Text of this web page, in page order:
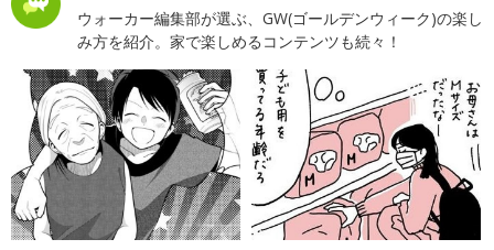
ウォーカー編集部が選ぶ、GW(ゴールデンウィーク)の楽し
み方を紹介。家で楽しめるコンテンツも続々！